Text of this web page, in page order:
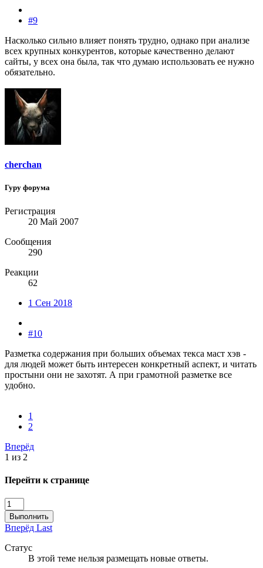
#9
Насколько сильно влияет понять трудно, однако при анализе
всех крупных конкурентов, которые качественно делают
сайты, у всех она была, так что думаю использовать ее нужно
обязательно.
cherchan
Гуру форума
Регистрация
20 Май 2007
Сообщения
290
Реакции
62
1 Сен 2018
#10
Разметка содержания при больших объемах текса маст хэв -
для людей может быть интересен конкретный аспект, и читать
простыни они не захотят. А при грамотной разметке все
удобно.
1
2
Вперёд
1 из 2
Перейти к странице
Выполнить
Вперёд Last
Статус
В этой теме нельзя размещать новые ответы.